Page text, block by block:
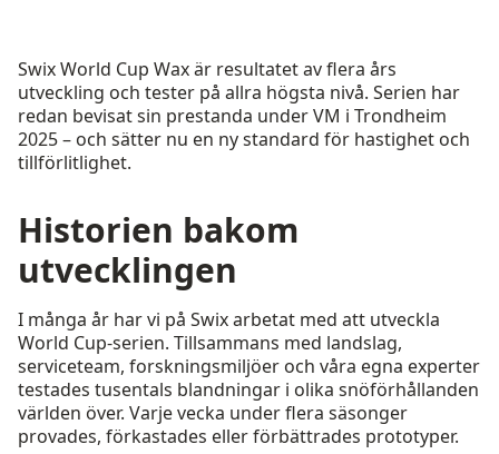
Swix World Cup Wax är resultatet av flera års
utveckling och tester på allra högsta nivå. Serien har
redan bevisat sin prestanda under VM i Trondheim
2025 – och sätter nu en ny standard för hastighet och
tillförlitlighet.
Historien bakom
utvecklingen
I många år har vi på Swix arbetat med att utveckla
World Cup-serien. Tillsammans med landslag,
serviceteam, forskningsmiljöer och våra egna experter
testades tusentals blandningar i olika snöförhållanden
världen över. Varje vecka under flera säsonger
provades, förkastades eller förbättrades prototyper.